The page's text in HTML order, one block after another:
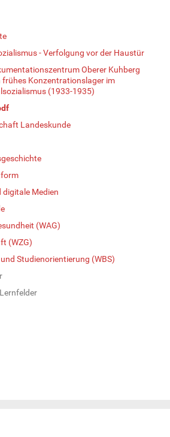
- Verfolgung vor der Haustür
Oberer Kuhberg
frühes Konzentrationslager im
(1933-1935)
Landeskunde
digitale Medien
(WAG)
(WZG)
Studienorientierung (WBS)